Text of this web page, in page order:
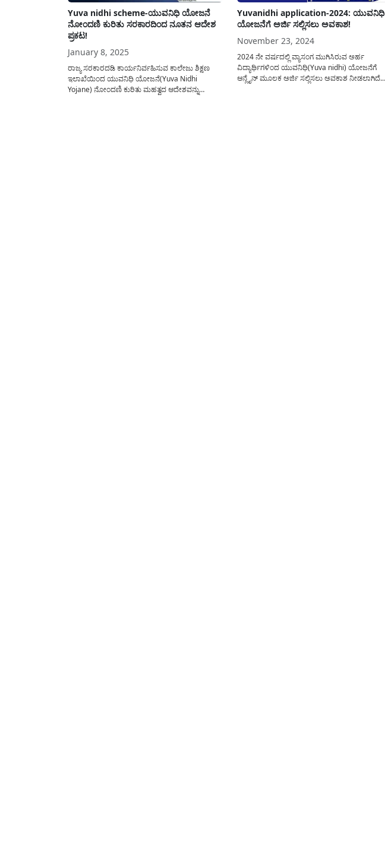
Yuva nidhi scheme-ಯುವನಿಧಿ ಯೋಜನೆ
ನೋಂದಣಿ ಕುರಿತು ಸರಕಾರದಿಂದ ನೂತನ ಆದೇಶ
ಪ್ರಕಟ!
January 8, 2025
ರಾಜ್ಯ ಸರಕಾರದಡಿ ಕಾರ್ಯನಿರ್ವಹಿಸುವ ಕಾಲೇಜು ಶಿಕ್ಷಣ
ಇಲಾಖೆಯಿಂದ ಯುವನಿಧಿ ಯೋಜನೆ(Yuva Nidhi
Yojane) ನೋಂದಣಿ ಕುರಿತು ಮಹತ್ವದ ಆದೇಶವನ್ನು
Yuvanidhi application-2024: ಯುವನಿಧಿ
ಯೋಜನೆಗೆ ಅರ್ಜಿ ಸಲ್ಲಿಸಲು ಅವಕಾಶ!
November 23, 2024
2024 ನೇ ವರ್ಷದಲ್ಲಿ ವ್ಯಾಸಂಗ ಮುಗಿಸಿರುವ ಅರ್ಹ
ವಿದ್ಯಾರ್ಥಿಗಳಿಂದ ಯುವನಿಧಿ(Yuva nidhi) ಯೋಜನೆಗೆ
ಆನ್ಲೈನ್ ಮೂಲಕ ಅರ್ಜಿ ಸಲ್ಲಿಸಲು ಅವಕಾಶ ನೀಡಲಾಗಿದೆ.